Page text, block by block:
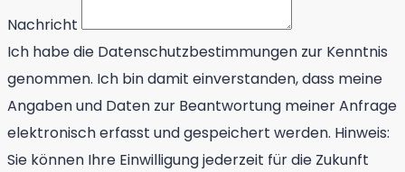
Nachricht
Ich habe die Datenschutzbestimmungen zur Kenntnis
genommen. Ich bin damit einverstanden, dass meine
Angaben und Daten zur Beantwortung meiner Anfrage
elektronisch erfasst und gespeichert werden. Hinweis:
Sie können Ihre Einwilligung jederzeit für die Zukunft